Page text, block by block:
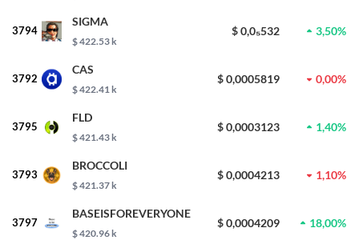
3794
SIGMA
$ 422.53 k
$ 0,0₅532 3,50%
3792
CAS
$ 422.41 k
$ 0,0005819 0,00%
3795
FLD
$ 421.43 k
$ 0,0003123 1,40%
3793
BROCCOLI
$ 421.37 k
$ 0,0004213 1,10%
3797
BASEISFOREVERYONE
$ 420.96 k
$ 0,0004209 18,00%